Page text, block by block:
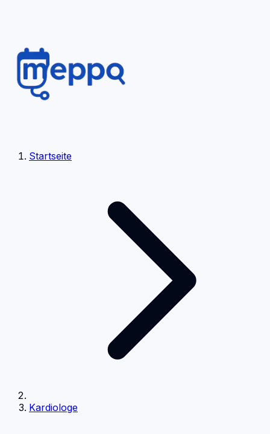
Startseite
Kardiologe